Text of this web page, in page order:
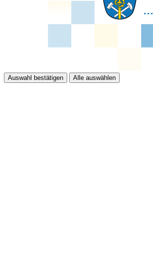
Auswahl bestätigen Alle auswählen